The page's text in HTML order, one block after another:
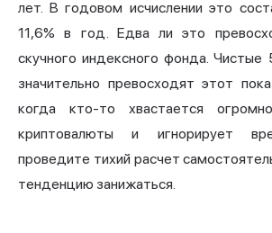
лет. В годовом исчислении это
11,6% в год. Едва ли это
скучного индексного фонда.
значительно превосходят этот
когда кто-то хвастается
криптовалюты и игнорирует
проведите тихий расчет
тенденцию занижаться.